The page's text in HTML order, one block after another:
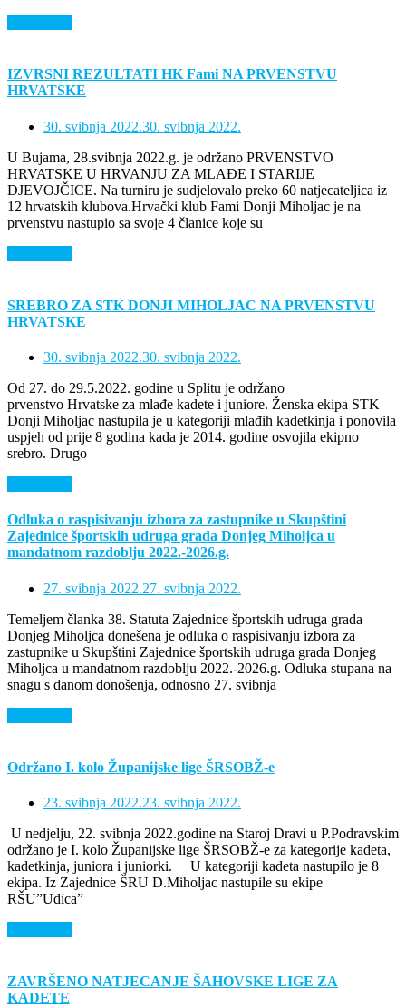
IZVRSNI REZULTATI HK Fami NA PRVENSTVU
HRVATSKE
30. svibnja 2022.30. svibnja 2022.
U Bujama, 28.svibnja 2022.g. je održano PRVENSTVO
HRVATSKE U HRVANJU ZA MLAĐE I STARIJE
DJEVOJČICE. Na turniru je sudjelovalo preko 60 natjecateljica iz
12 hrvatskih klubova.Hrvački klub Fami Donji Miholjac je na
prvenstvu nastupio sa svoje 4 članice koje su
SREBRO ZA STK DONJI MIHOLJAC NA PRVENSTVU
HRVATSKE
30. svibnja 2022.30. svibnja 2022.
Od 27. do 29.5.2022. godine u Splitu je održano
prvenstvo Hrvatske za mlađe kadete i juniore. Ženska ekipa STK
Donji Miholjac nastupila je u kategoriji mlađih kadetkinja i ponovila
uspjeh od prije 8 godina kada je 2014. godine osvojila ekipno
srebro. Drugo
Odluka o raspisivanju izbora za zastupnike u Skupštini
Zajednice športskih udruga grada Donjeg Miholjca u
mandatnom razdoblju 2022.-2026.g.
27. svibnja 2022.27. svibnja 2022.
Temeljem članka 38. Statuta Zajednice športskih udruga grada
Donjeg Miholjca donešena je odluka o raspisivanju izbora za
zastupnike u Skupštini Zajednice športskih udruga grada Donjeg
Miholjca u mandatnom razdoblju 2022.-2026.g. Odluka stupana na
snagu s danom donošenja, odnosno 27. svibnja
Održano I. kolo Županijske lige ŠRSOBŽ-e
23. svibnja 2022.23. svibnja 2022.
U nedjelju, 22. svibnja 2022.godine na Staroj Dravi u P.Podravskim
održano je I. kolo Županijske lige ŠRSOBŽ-e za kategorije kadeta,
kadetkinja, juniora i juniorki. U kategoriji kadeta nastupilo je 8
ekipa. Iz Zajednice ŠRU D.Miholjac nastupile su ekipe
RŠU”Udica”
ZAVRŠENO NATJECANJE ŠAHOVSKE LIGE ZA
KADETE